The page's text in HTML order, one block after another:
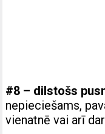
#8 – dilstošs
nepieciešams,
vienatnē vai arī